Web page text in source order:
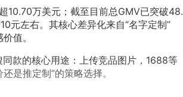
10.70万美元；截至目前总GMV已突破48.
元左右。其核心差异化来自“名字定制”
值。
同款的核心用途：上传竞品图片，1688等
是推定制”的策略选择。